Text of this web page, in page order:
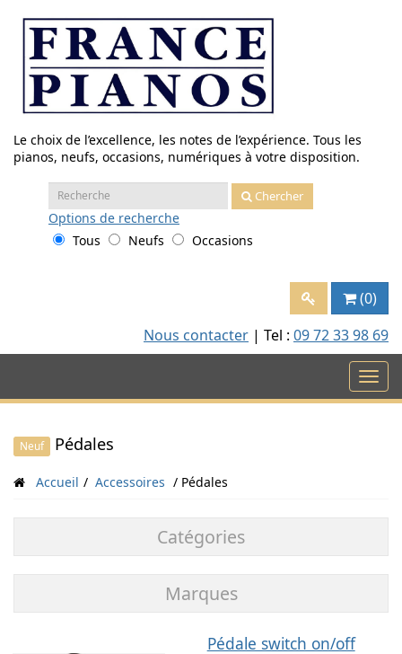
contenu
Le choix de l’excellence, les notes de l’expérience. Tous les
pianos, neufs, occasions, numériques à votre disposition.
Recherche
:
Chercher
Options de recherche
Tous
Neufs Occasions
(0)
Nous contacter | Tel : 09 72 33 98 69
Neuf Pédales
Accueil Accessoires Pédales
Catégories
Marques
Pédale switch on/off